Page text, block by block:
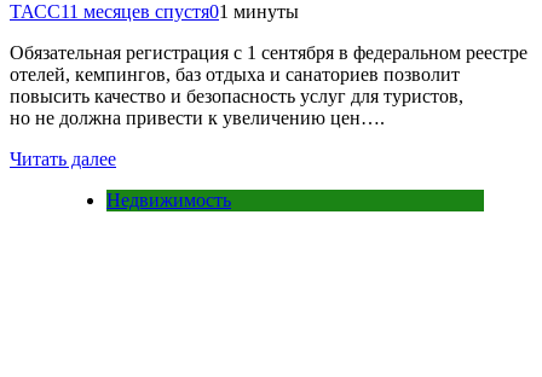
ТАСС11 месяцев спустя01 минуты
Обязательная регистрация с 1 сентября в федеральном реестре
отелей, кемпингов, баз отдыха и санаториев позволит
повысить качество и безопасность услуг для туристов,
но не должна привести к увеличению цен….
Читать далее
Недвижимость